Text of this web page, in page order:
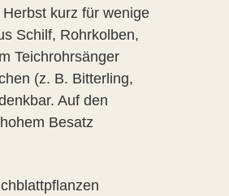
kurz für wenige
Schilf, Rohrkolben,
Teichrohrsänger
(z. B. Bitterling,
Auf den
Besatz